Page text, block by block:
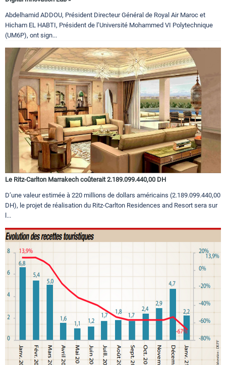
Abdelhamid ADDOU, Président Directeur Général de Royal Air Maroc et
Hicham EL HABTI, Président de l’Université Mohammed VI Polytechnique
(UM6P), ont sign...
Le Ritz-Carlton Marrakech coûterait 2.189.099.440,00 DH
D’une valeur estimée à 220 millions de dollars américains (2.189.099.440,00
DH), le projet de réalisation du Ritz-Carlton Residences and Resort sera sur
l...